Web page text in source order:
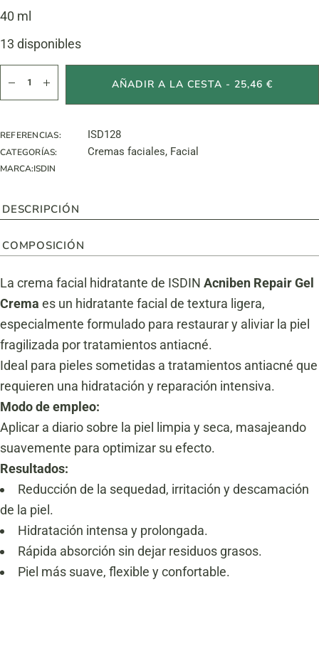
40 ml
13 disponibles
AÑADIR A LA CESTA - 25,46 €
REFERENCIAS: ISD128
CATEGORÍAS: Cremas faciales, Facial
MARCA:ISDIN
DESCRIPCIÓN
COMPOSICIÓN
La crema facial hidratante de ISDIN Acniben Repair Gel
Crema es un hidratante facial de textura ligera,
especialmente formulado para restaurar y aliviar la piel
fragilizada por tratamientos antiacné.
Ideal para pieles sometidas a tratamientos antiacné que
requieren una hidratación y reparación intensiva.
Modo de empleo:
Aplicar a diario sobre la piel limpia y seca, masajeando
suavemente para optimizar su efecto.
Resultados:
Reducción de la sequedad, irritación y descamación
de la piel.
Hidratación intensa y prolongada.
Rápida absorción sin dejar residuos grasos.
Piel más suave, flexible y confortable.